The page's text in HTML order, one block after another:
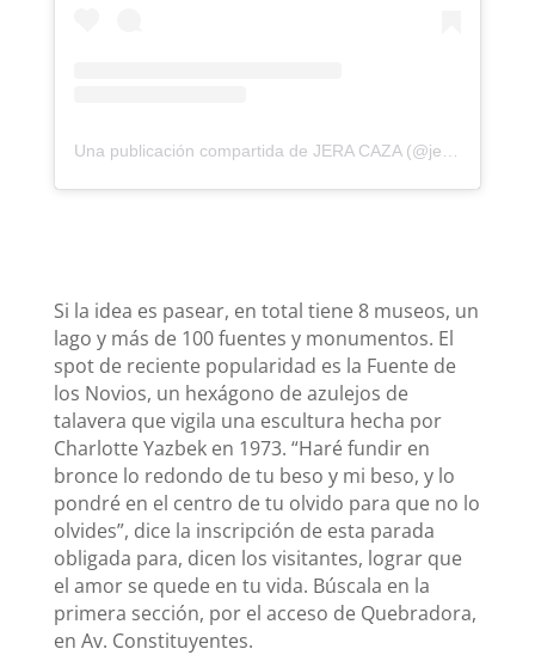
Si la idea es pasear, en total tiene 8 museos, un
lago y más de 100 fuentes y monumentos. El
spot de reciente popularidad es la Fuente de
los Novios, un hexágono de azulejos de
talavera que vigila una escultura hecha por
Charlotte Yazbek en 1973. “Haré fundir en
bronce lo redondo de tu beso y mi beso, y lo
pondré en el centro de tu olvido para que no lo
olvides”, dice la inscripción de esta parada
obligada para, dicen los visitantes, lograr que
el amor se quede en tu vida. Búscala en la
primera sección, por el acceso de Quebradora,
en Av. Constituyentes.